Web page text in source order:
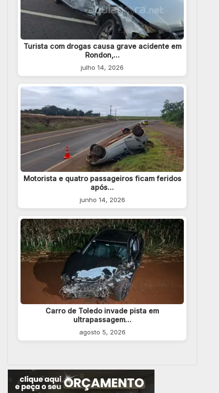
Turista com drogas causa grave acidente em
Rondon,…
julho 14, 2026
Motorista e quatro passageiros ficam feridos
após…
junho 14, 2026
Carro de Toledo invade pista em
ultrapassagem…
agosto 5, 2026